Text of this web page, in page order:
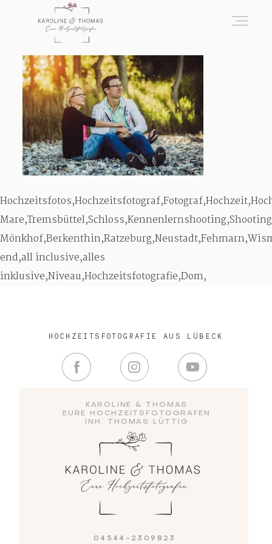
end,all inclusive,alles
inklusive,Niveau,Hochzeitsfotografie,Dom,
KAROLINE & THOMAS
EURE HOCHZEITSFOTOGRAFEN
INH. THOMAS LÜTTIG
04544-2309823
HOCHZEITSFOTOGRAFIE AUS LÜBECK
home
Hochzeit
das besondere Portrait
Infos / Preise
Impressum